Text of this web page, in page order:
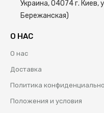
Украина, 04074 г. Киев,
Бережанская)
О НАС
О нас
Доставка
Политика
Положения и условия